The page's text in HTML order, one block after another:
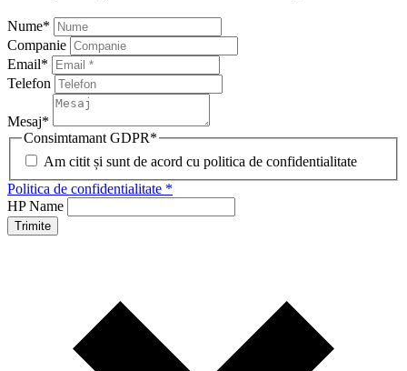
Nume*
Companie
Email*
Telefon
Mesaj*
Consimtamant GDPR*
Am citit și sunt de acord cu politica de confidentialitate
Politica de confidentialitate *
HP Name
Trimite